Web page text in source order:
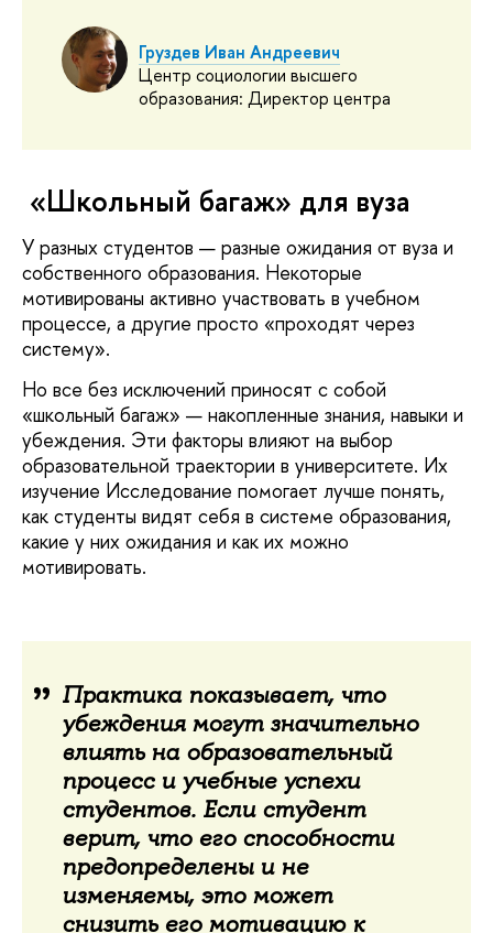
Груздев Иван Андреевич
Центр социологии высшего
образования: Директор центра
«Школьный багаж» для вуза
У разных студентов — разные ожидания от вуза и
собственного образования. Некоторые
мотивированы активно участвовать в учебном
процессе, а другие просто «проходят через
систему».
Но все без исключений приносят с собой
«школьный багаж» — накопленные знания, навыки и
убеждения. Эти факторы влияют на выбор
образовательной траектории в университете. Их
изучение Исследование помогает лучше понять,
как студенты видят себя в системе образования,
какие у них ожидания и как их можно
мотивировать.
Практика показывает, что
убеждения могут значительно
влиять на образовательный
процесс и учебные успехи
студентов. Если студент
верит, что его способности
предопределены и не
изменяемы, это может
снизить его мотивацию к